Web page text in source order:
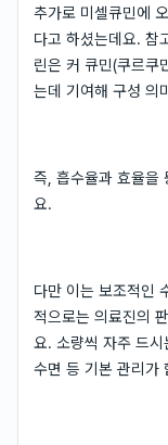
추가로 미셀큐민에
다고 하셨는데요. 참
린은 커 큐민(쿠르
는데 기여해 구성 의
즉, 흡수율과 효율을
요.
다만 이는 보조적인
적으로는 의료진의
요. 소량씩 자주 드
수면 등 기본 관리가